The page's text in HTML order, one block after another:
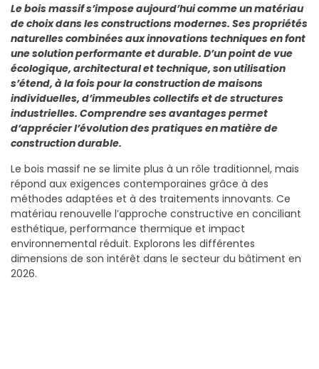
Le bois massif s’impose aujourd’hui comme un matériau
de choix dans les constructions modernes. Ses propriétés
naturelles combinées aux innovations techniques en font
une solution performante et durable. D’un point de vue
écologique, architectural et technique, son utilisation
s’étend, à la fois pour la construction de maisons
individuelles, d’immeubles collectifs et de structures
industrielles. Comprendre ses avantages permet
d’apprécier l’évolution des pratiques en matière de
construction durable.
Le bois massif ne se limite plus à un rôle traditionnel, mais
répond aux exigences contemporaines grâce à des
méthodes adaptées et à des traitements innovants. Ce
matériau renouvelle l’approche constructive en conciliant
esthétique, performance thermique et impact
environnemental réduit. Explorons les différentes
dimensions de son intérêt dans le secteur du bâtiment en
2026.